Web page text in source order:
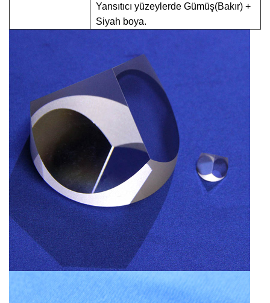
Yansıtıcı yüzeylerde Gümüş(Bakır) +
Siyah boya.